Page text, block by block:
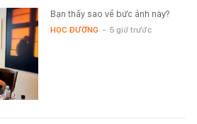
Bạn thấy sao về bức ảnh này?
HỌC ĐƯỜNG - 5 giờ trước